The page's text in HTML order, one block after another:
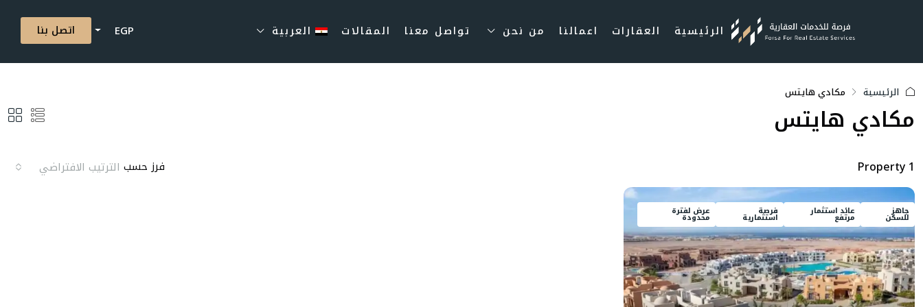
الرئيسية العقارات اعمالنا من نحن تواصل معنا المقالات العربية EGP اتصل بنا
الرئيسية مكادي هايتس
مكادي هايتس
1 Property فرز حسب الترتيب الافتراضي
جاهز
للسكن
عائد استثمار
مرتفع
فرصة
استثمارية
عرض لفترة
محدودة